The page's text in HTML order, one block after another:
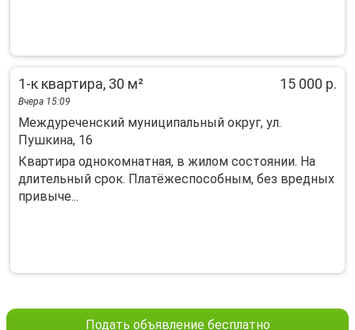
1-к квартира, 30 м² 15 000 р.
Вчера 15:09
Междуреченский муниципальный округ, ул.
Пушкина, 16
Квартира однокомнатная, в жилом состоянии. На
длительный срок. Платёжеспособным, без вредных
привыче...
Подать объявление бесплатно